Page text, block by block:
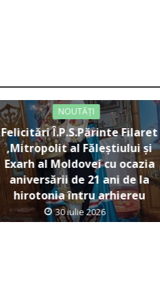
NOUTĂȚI
Felicitări Î.P.S.Părinte Filaret
,Mitropolit al Făleștiului și
Exarh al Moldovei cu ocazia
aniversării de 21 ani de la
hirotonia întru arhiereu
30 iulie 2026